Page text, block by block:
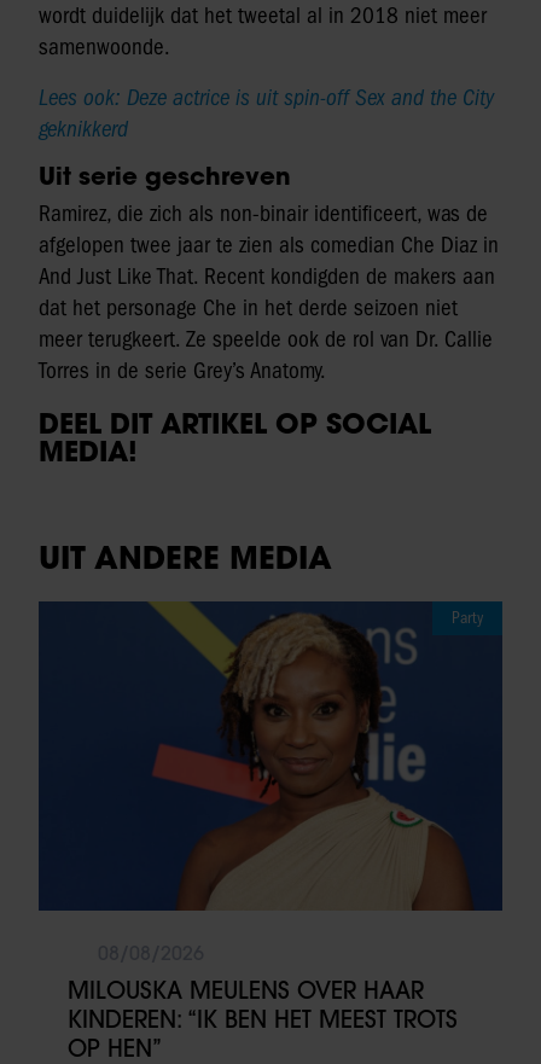
wordt duidelijk dat het tweetal al in 2018 niet meer
samenwoonde.
Lees ook: Deze actrice is uit spin-off Sex and the City
geknikkerd
Uit serie geschreven
Ramirez, die zich als non-binair identificeert, was de
afgelopen twee jaar te zien als comedian Che Diaz in
And Just Like That. Recent kondigden de makers aan
dat het personage Che in het derde seizoen niet
meer terugkeert. Ze speelde ook de rol van Dr. Callie
Torres in de serie Grey’s Anatomy.
DEEL DIT ARTIKEL OP SOCIAL
MEDIA!
UIT ANDERE MEDIA
Party
MILOUSKA MEULENS OVER HAAR
KINDEREN: “IK BEN HET MEEST TROTS
OP HEN”